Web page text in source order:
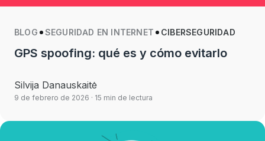
BLOG SEGURIDAD EN INTERNET CIBERSEGURIDAD
GPS spoofing: qué es y cómo evitarlo
Silvija Danauskaitė
9 de febrero de 2026 · 15 min de lectura